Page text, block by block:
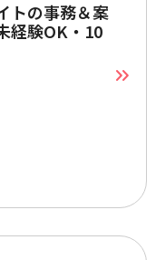
トの事務＆案
経験OK・10